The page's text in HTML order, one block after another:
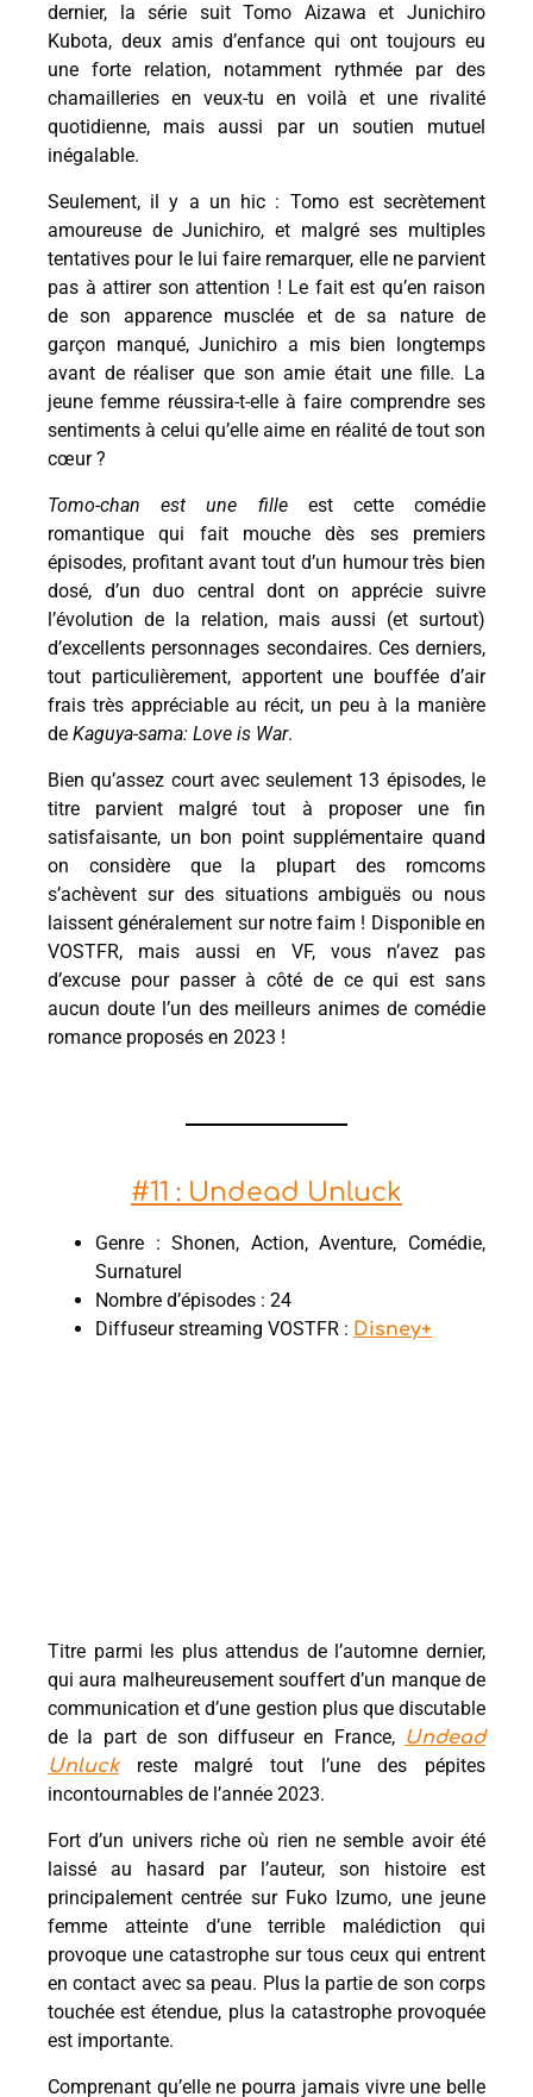
dernier, la série suit Tomo Aizawa et Junichiro
Kubota, deux amis d’enfance qui ont toujours eu
une forte relation, notamment rythmée par des
chamailleries en veux-tu en voilà et une rivalité
quotidienne, mais aussi par un soutien mutuel
inégalable.
Seulement, il y a un hic : Tomo est secrètement
amoureuse de Junichiro, et malgré ses multiples
tentatives pour le lui faire remarquer, elle ne parvient
pas à attirer son attention ! Le fait est qu’en raison
de son apparence musclée et de sa nature de
garçon manqué, Junichiro a mis bien longtemps
avant de réaliser que son amie était une fille. La
jeune femme réussira-t-elle à faire comprendre ses
sentiments à celui qu’elle aime en réalité de tout son
cœur ?
Tomo-chan est une filleest cette comédie
romantique qui fait mouche dès ses premiers
épisodes, profitant avant tout d’un humour très bien
dosé, d’un duo central dont on apprécie suivre
l’évolution de la relation, mais aussi (et surtout)
d’excellents personnages secondaires. Ces derniers,
tout particulièrement, apportent une bouffée d’air
frais très appréciable au récit, un peu à la manière
de Kaguya-sama: Love is War.
Bien qu’assez court avec seulement 13 épisodes, le
titre parvient malgré tout à proposer une fin
satisfaisante, un bon point supplémentaire quand
on considère que la plupart des romcoms
s’achèvent sur des situations ambiguës ou nous
laissent généralement sur notre faim ! Disponible en
VOSTFR, mais aussi en VF, vous n’avez pas
d’excuse pour passer à côté de ce qui est sans
aucun doute l’un des meilleurs animes de comédie
romance proposés en 2023 !
#11 : Undead Unluck
Genre : Shonen, Action, Aventure, Comédie,
Surnaturel
Nombre d’épisodes : 24
Diffuseur streaming VOSTFR : Disney+
Titre parmi les plus attendus de l’automne dernier,
qui aura malheureusement souffert d’un manque de
communication et d’une gestion plus que discutable
de la part de son diffuseur en France, Undead
Unluckreste malgré tout l’une des pépites
incontournables de l’année 2023.
Fort d’un univers riche où rien ne semble avoir été
laissé au hasard par l’auteur, son histoire est
principalement centrée sur Fuko Izumo, une jeune
femme atteinte d’une terrible malédiction qui
provoque une catastrophe sur tous ceux qui entrent
en contact avec sa peau. Plus la partie de son corps
touchée est étendue, plus la catastrophe provoquée
est importante.
Comprenant qu’elle ne pourra jamais vivre une belle